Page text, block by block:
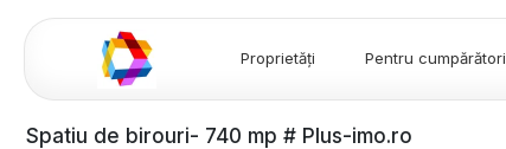
Proprietăți Pentru cumpărători
Spatiu de birouri- 740 mp # Plus-imo.ro